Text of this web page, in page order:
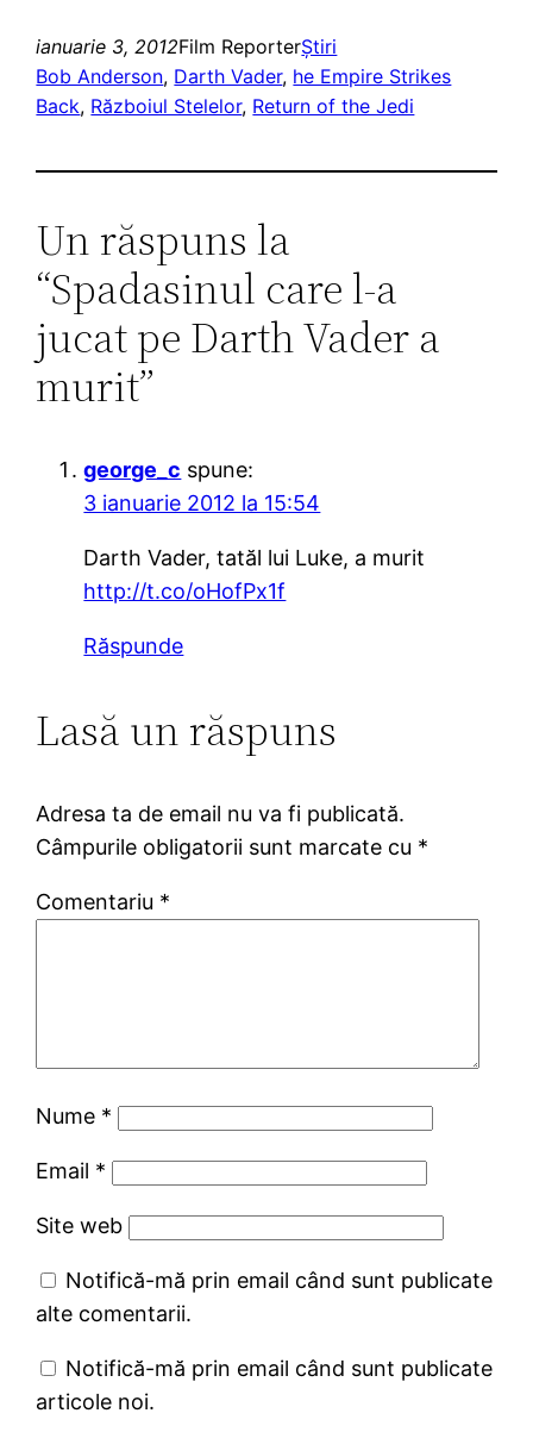
ianuarie 3, 2012Film ReporterŞtiri
Bob Anderson, Darth Vader, he Empire Strikes
Back, Războiul Stelelor, Return of the Jedi
Un răspuns la
“Spadasinul care l-a
jucat pe Darth Vader a
murit”
george_c spune:
3 ianuarie 2012 la 15:54
Darth Vader, tatăl lui Luke, a murit
http://t.co/oHofPx1f
Răspunde
Lasă un răspuns
Adresa ta de email nu va fi publicată.
Câmpurile obligatorii sunt marcate cu *
Comentariu *
Nume *
Email *
Site web
Notifică-mă prin email când sunt publicate
alte comentarii.
Notifică-mă prin email când sunt publicate
articole noi.